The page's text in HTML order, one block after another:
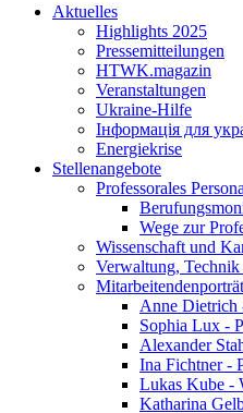
Aktuelles
Highlights 2025
Pressemitteilungen
HTWK.magazin
Veranstaltungen
Ukraine-Hilfe
Інформація для
Energiekrise
Stellenangebote
Professorales
Wege zur
Wissenschaft und
Verwaltung,
Anne Dietrich
Sophia Lux -
Alexander
Ina Fichtner -
Lukas Kube -
Katharina